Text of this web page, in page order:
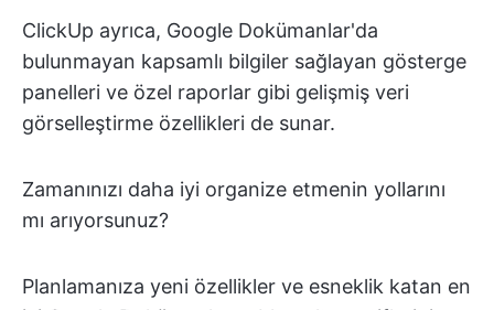
ClickUp ayrıca, Google Dokümanlar'da
bulunmayan kapsamlı bilgiler sağlayan gösterge
panelleri ve özel raporlar gibi gelişmiş veri
görselleştirme özellikleri de sunar.
Zamanınızı daha iyi organize etmenin yollarını
mı arıyorsunuz?
Planlamanıza yeni özellikler ve esneklik katan en